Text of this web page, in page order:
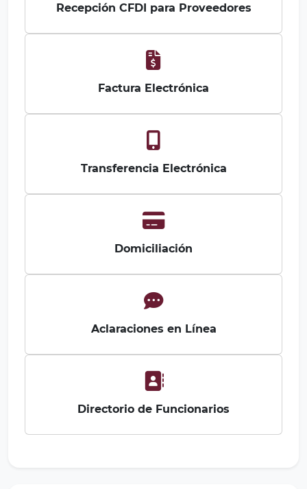
Recepción CFDI para Proveedores
Factura Electrónica
Transferencia Electrónica
Domiciliación
Aclaraciones en Línea
Directorio de Funcionarios